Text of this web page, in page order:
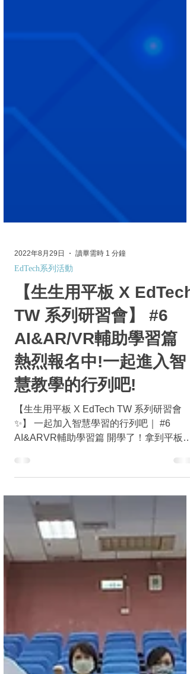
2022年8月29日 讀畢需時 1 分鐘
EdTech系列活動
【生生用平板 X EdTech
TW 系列研習會】 #6
AI&AR/VR輔助學習篇
熱烈報名中!一起進入智
慧教學的行列吧!
【生生用平板 X EdTech TW 系列研習會
助老師們在開學期間運用平板讓學習嚇嚇